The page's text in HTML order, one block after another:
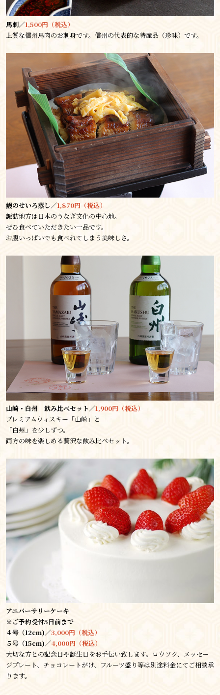
馬刺／1,500円（税込）
上質な信州馬肉のお刺身です。信州の代表的な特産品（珍味）です。
鰻のせいろ蒸し／1,870円（税込）
諏訪地方は日本のうなぎ文化の中心地。
ぜひ食べていただきたい一品です。
お腹いっぱいでも食べれてしまう美味しさ。
山崎・白州 飲み比べセット／1,900円（税込）
プレミアムウィスキー「山崎」と
「白州」を少しずつ。
両方の味を楽しめる贅沢な飲み比べセット。
アニバーサリーケーキ
※ご予約受付5日前まで
４号（12cm)／3,000円（税込）
５号（15cm)／4,000円（税込）
大切な方との記念日や誕生日をお手伝い致します。ロウソク、メッセー
ジプレート、チョコレートがけ、フルーツ盛り等は別途料金にてご相談承
ります。